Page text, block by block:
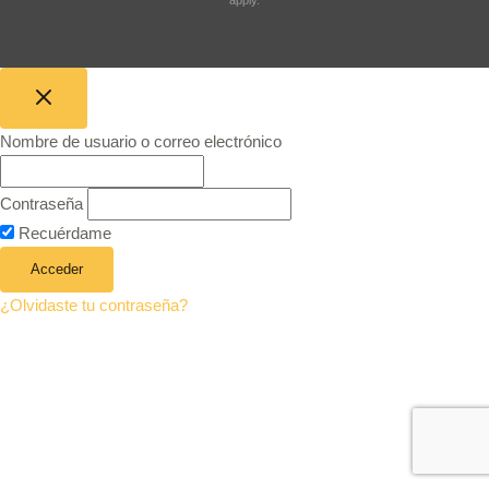
Nombre de usuario o correo electrónico
Contraseña
Recuérdame
¿Olvidaste tu contraseña?